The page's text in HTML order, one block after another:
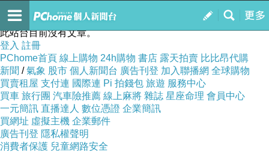
我的
訂閱
livedrawsdy
此站台目前沒有文章。
登入 註冊
PChome首頁 線上購物 24h購物 書店 露天拍賣 比比昂代購
新聞 /氣象 股市 個人新聞台 廣告刊登 加入聯播網 全球購物
買賣租屋 支付連 國際連 Pi 拍錢包 旅遊 服務中心
買車 旅行團 汽車險推薦 線上麻將 雜誌 星座命理 會員中心
一元簡訊 直播達人 數位憑證 企業簡訊
買網址 虛擬主機 企業郵件
廣告刊登 隱私權聲明
消費者保護 兒童網路安全